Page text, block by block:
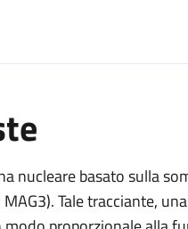
nucleare basato sulla
Tale tracciante,